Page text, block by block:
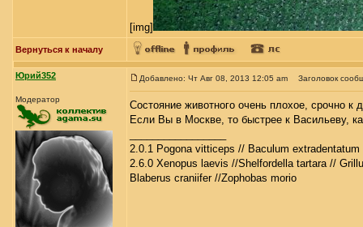
[img]
Вернуться к началу
Юрий352
Модератор
Добавлено: Чт Авг 08, 2013 12:05 am Заголовок
Состояние животного очень плохое, срочно к
Если Вы в Москве, то быстрее к Васильеву,
2.0.1 Pogona vitticeps // Baculum extradentatum
2.6.0 Xenopus laevis //Shelfordella tartara //
Blaberus craniifer //Zophobas morio